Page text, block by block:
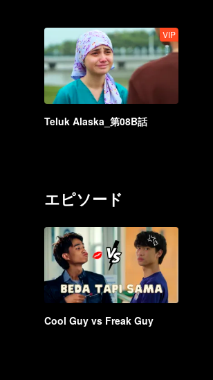
VIP
Teluk Alaska_第08B話
エピソード
Cool Guy vs Freak Guy